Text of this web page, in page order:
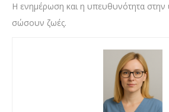
Η ενημέρωση και η υπευθυνότητα
σώσουν ζωές.